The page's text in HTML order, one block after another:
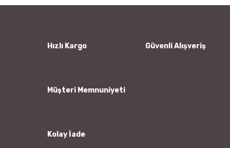
Ürün bilgilerinde hatalar bulunuyor.
Hızlı Kargo Güvenli Alışveriş
Müşteri Memnuniyeti
Kolay İade